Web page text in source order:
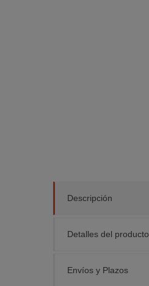
Descripción
Detalles del producto
Envíos y Plazos